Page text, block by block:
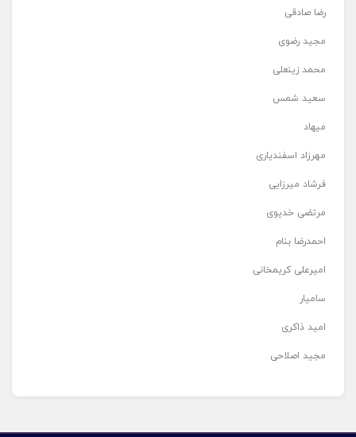
رضا صادقی
مجید رضوی
محمد زینعلی
سعید شمس
میهاد
مهرزاد اسفندیاری
فرشاد میرزایی
مرتضی خدیوی
احمدرضا بنام
امیرعلی کریمخانی
سامیار
امید ذاکری
مجید اصلاحی